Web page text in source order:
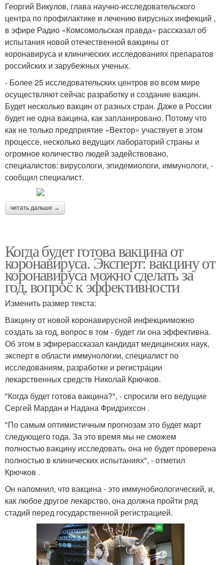
Георгий Викулов, глава научно-исследовательского
центра по профилактике и лечению вирусных инфекций ,
в эфире Радио «Комсомольская правда» рассказал об
испытания новой отечественной вакцины от
коронавируса и клинических исследованиях препаратов
российских и зарубежных ученых.
- Более 25 исследовательских центров во всем мире
осуществляют сейчас разработку и создание вакцин.
Будет несколько вакцин от разных стран. Даже в России
будет не одна вакцина, как запланировано. Потому что
как не только предприятие «Вектор» участвует в этом
процессе, несколько ведущих лабораторий страны и
огромное количество людей задействовано,
специалистов: вирусологи, эпидемиологи, иммунологи, -
сообщил специалист.
читать дальше →
Когда будет готова вакцина от
коронавируса. Эксперт: вакцину от
коронавируса можно сделать за
год, вопрос к эффективности
Изменить размер текста:
Вакцину от новой коронавирусной инфекцииможно
создать за год, вопрос в том - будет ли она эффективна.
Об этом в эфирерассказал кандидат медицинских наук,
эксперт в области иммунологии, специалист по
исследованиям, разработке и регистрации
лекарственных средств Николай Крючков.
"Когда будет готова вакцина?", - спросили его ведущие
Сергей Мардан и Надана Фридрихсон .
"По самым оптимистичным прогнозам это будет март
следующего года. За это время мы не сможем
полностью вакцину исследовать, она не будет проверена
полностью в клинических испытаниях", - отметил
Крючков .
Он напомнил, что вакцина - это иммунобиологический, и,
как любое другое лекарство, она должна пройти ряд
стадий перед государственной регистрацией.